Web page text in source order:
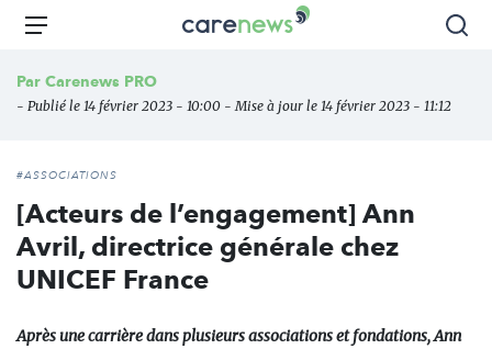
Aller
principal
Carenews,
des
Menu
Par Carenews PRO
- Publié le 14 février 2023 - 10:00 - Mise à jour le 14 février 2023 - 11:12
#ASSOCIATIONS
[Acteurs de l’engagement] Ann
Avril, directrice générale chez
UNICEF France
Après une carrière dans plusieurs associations et fondations, Ann